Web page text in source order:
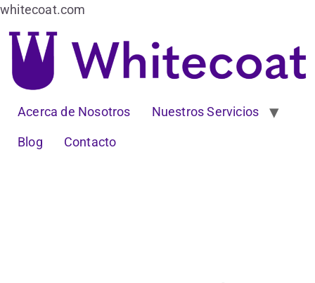
whitecoat.com
Acerca de Nosotros Nuestros Servicios
Blog Contacto